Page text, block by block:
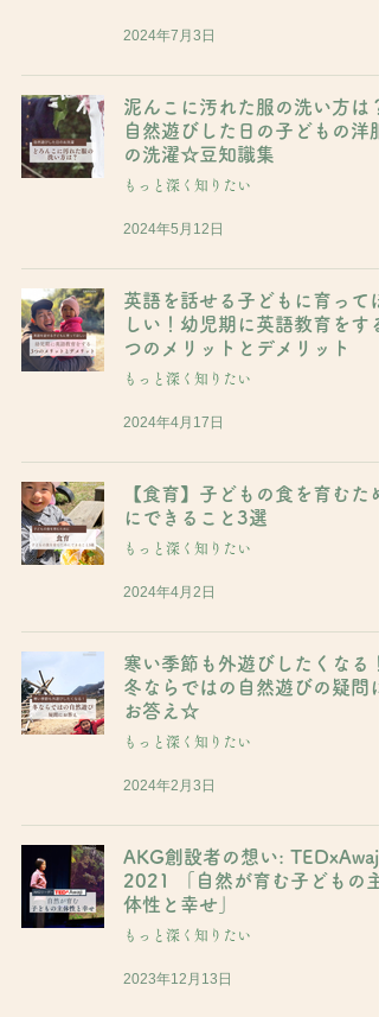
2024年7月3日
泥んこに汚れた服の洗い方は？
自然遊びした日の子どもの洋服
の洗濯☆豆知識集
もっと深く知りたい
2024年5月12日
英語を話せる子どもに育ってほ
しい！幼児期に英語教育をす
つのメリットとデメリット
もっと深く知りたい
2024年4月17日
【食育】子どもの食を育むため
にできること3選
もっと深く知りたい
2024年4月2日
寒い季節も外遊びしたくなる！
冬ならではの自然遊びの疑問に
お答え☆
もっと深く知りたい
2024年2月3日
AKG創設者の想い: TEDxAwaji
2021 「自然が育む子どもの主
体性と幸せ」
もっと深く知りたい
2023年12月13日